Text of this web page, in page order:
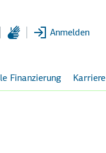
Anmelden
Finanzierung Karriere